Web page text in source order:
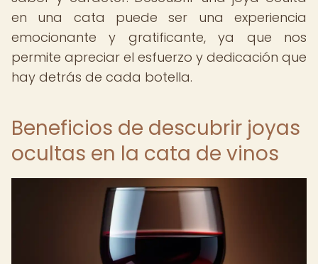
en una cata puede ser una experiencia
emocionante y gratificante, ya que nos
permite apreciar el esfuerzo y dedicación que
hay detrás de cada botella.
Beneficios de descubrir joyas
ocultas en la cata de vinos